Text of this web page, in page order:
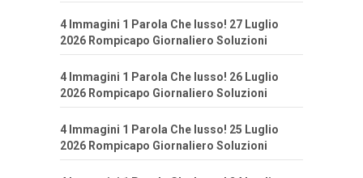
4 Immagini 1 Parola Che lusso! 27 Luglio
2026 Rompicapo Giornaliero Soluzioni
4 Immagini 1 Parola Che lusso! 26 Luglio
2026 Rompicapo Giornaliero Soluzioni
4 Immagini 1 Parola Che lusso! 25 Luglio
2026 Rompicapo Giornaliero Soluzioni